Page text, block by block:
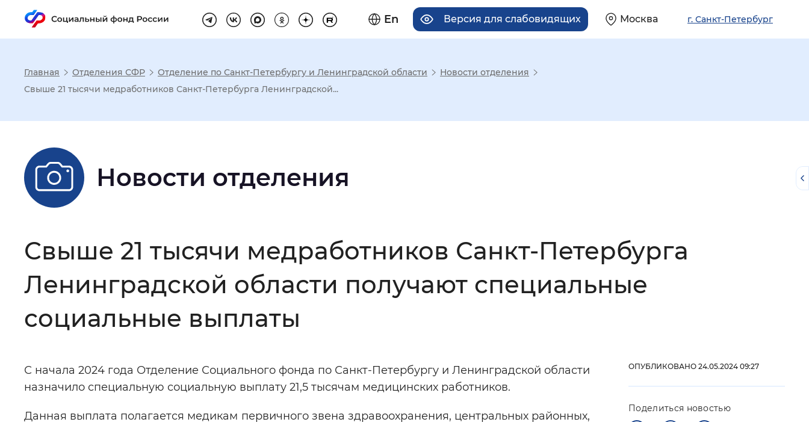
En Версия для слабовидящих Москва г. Санкт-Петербург
Настройка режима отображения
Шрифт: Без засечек С засечками
Цвет сайта : Монохромный Инверсивный монохромный Синий фон
Звуковой ассистент: Воспроизвести Остановить Повторить
Главная Отделения СФР Отделение по Санкт-Петербургу и Ленинградской области
Новости отделения
Свыше 21 тысячи медработников Санкт-Петербурга Ленинградской...
Новости отделения
Свыше 21 тысячи медработников Санкт-Петербурга
Ленинградской области получают специальные
социальные выплаты
С начала 2024 года Отделение Социального фонда по Санкт-Петербургу и Ленинградской области
назначило специальную социальную выплату 21,5 тысячам медицинских работников.
Данная выплата полагается медикам первичного звена здравоохранения, центральных районных,
ОПУБЛИКОВАНО 24.05.2024 09:27
Поделиться новостью